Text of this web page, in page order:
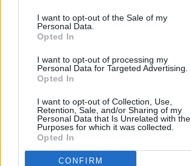
I want to opt-out of the Sale of my
Personal Data.
Opted In
I want to opt-out of processing my
Personal Data for Targeted Advertising.
Opted In
I want to opt-out of Collection, Use,
Retention, Sale, and/or Sharing of my
Personal Data that Is Unrelated with the
Purposes for which it was collected.
Opted In
CONFIRM